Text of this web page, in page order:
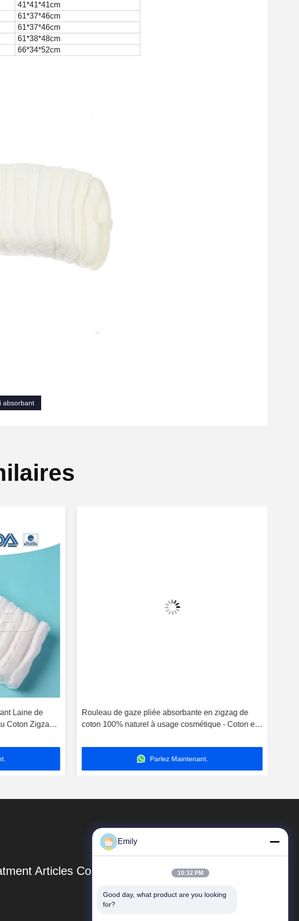
41*41*41cm
61*37*46cm
61*37*46cm
61*38*48cm
66*34*52cm
absorbant
Laine de
Coton Zigzag
Tissu de
Rouleau de gaze pliée absorbante en zigzag de
coton 100% naturel à usage cosmétique - Coton en
Parlez Maintenant.
Articles Co.,Ltd.
Liens Rapides
Emily
10:32 PM
Good day, what product are you looking
for?